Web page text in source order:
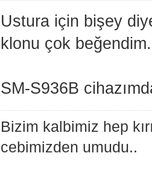
Ustura için bişey
klonu çok beğendim.
SM-S936B
Bizim kalbimiz hep
cebimizden umudu..